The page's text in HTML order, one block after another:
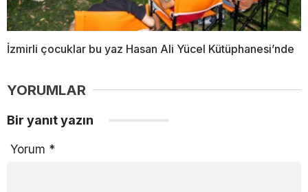
İzmirli çocuklar bu yaz Hasan Ali Yücel Kütüphanesi’nde
YORUMLAR
Bir yanıt yazın
Yorum *